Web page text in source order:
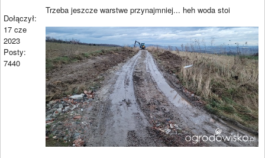
Dołączył:
17 cze
2023
Posty:
7440
Trzeba jeszcze warstwe przynajmniej... heh woda stoi